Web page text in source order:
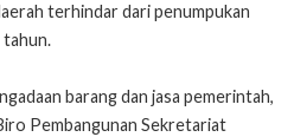
terhindar dari penumpukan
tahun.
barang dan jasa pemerintah,
Pembangunan Sekretariat